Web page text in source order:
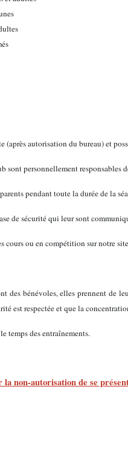
autorisation du bureau) et
sont personnellement responsables
pendant toute la durée de la
de sécurité qui leur sont
cours ou en compétition sur notre
des bénévoles, elles prennent
est respectée et que la
temps des entraînements.
non-autorisation de se